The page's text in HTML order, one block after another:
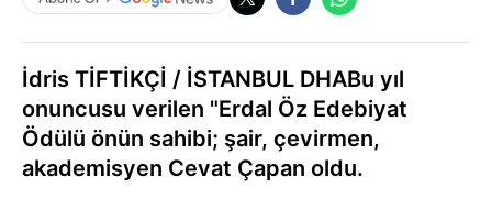
İdris TİFTİKÇİ / İSTANBUL DHABu yıl
onuncusu verilen "Erdal Öz Edebiyat
Ödülü önün sahibi; şair, çevirmen,
akademisyen Cevat Çapan oldu.